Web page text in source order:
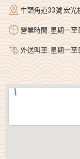
牛頭角道33號 宏光
營業時間: 星期一
外送叫車: 星期一